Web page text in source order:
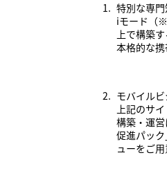
1. 特別な専
iモード（
上で構築
本格的な携
2. モバイル
上記のサ
構築・運
促進パッ
ューをご用